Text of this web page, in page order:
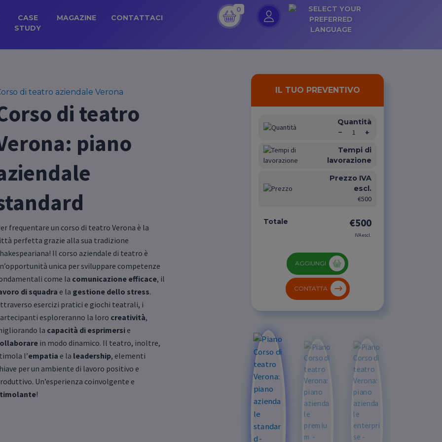
CASE
STUDY
MAGAZINE CONTATTACI
0
IL TUO PREVENTIVO
Quantità
−
1
+
Tempi di
lavorazione
Prezzo IVA
escl.
€500
Totale €500
IVA escl.
AGGIUNGI
CONTATTA
di teatro aziendale Verona
di teatro
piano
frequentare un corso di teatro Verona è la
perfetta grazie alla sua tradizione
Il corso aziendale di teatro è
unica per sviluppare competenze
come la comunicazione efficace, il
di squadra e la gestione dello stress.
esercizi pratici e giochi teatrali, i
esploreranno la loro creatività,
la capacità di esprimersie
in modo dinamico. Il teatro, inoltre,
l’empatia e la leadership, elementi
per un ambiente di lavoro positivo e
Un’esperienza coinvolgente e
!